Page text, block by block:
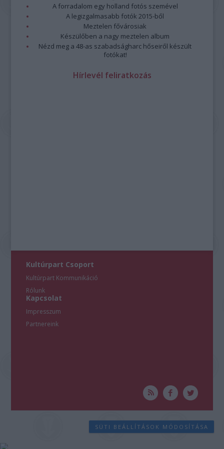
A forradalom egy holland fotós szemével
A legizgalmasabb fotók 2015-ből
Meztelen fővárosiak
Készülőben a nagy meztelen album
Nézd meg a 48-as szabadságharc hőseiről készült
fotókat!
Hírlevél feliratkozás
Kultúrpart Csoport
Kultúrpart Kommunikáció
Rólunk
Kapcsolat
Impresszum
Partnereink
SÜTI BEÁLLÍTÁSOK MÓDOSÍTÁSA